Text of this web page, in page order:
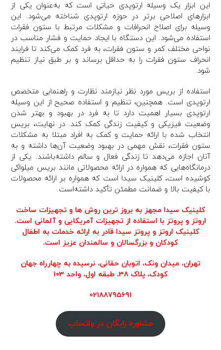
این ابزار یک وسیله ارتوپدی حیاتی است که به‌عنوان یکی از
ابزارهای اصلاحی برتر در حوزه ارتوپدی شناخته می‌شود. این
وسیله برای اصلاح انحرافات و مشکلات مرتبط با ستون فقرات
استفاده می‌شود. این دستگاه با ایجاد حمایت و فشار مناسب در
نواحی مختلف کمر و ستون فقرات، به فرد کمک می‌کند تا فرایند
انحراف ستون فقرات را به حداقل برساند و بر طبق نیاز تنظیم
شود.
استفاده از بریس مورد نظر نیازمند نظارت و راهنمایی متخصص
ارتوپدی است. همچنین، تنظیم و استفاده صحیح از این وسیله
ارتوپدی بسیار اهمیت دارد تا به فرد در بهبود و بهتر شدن
وضعیت فیزیکی و کیفیت زندگی کمک کند. در نهایت، بریس
انتخاب شده با ارائه حمایت و کمک به افراد مبتلا به مشکلات
ستون فقرات، نقش مهمی در بهبود وضعیت آن‌ها داشته و به
آنان اجازه می‌دهد تا زندگی فعال و سالم داشته‌باشند. یکی از
درمانگاه‌هایی که همواره در ارائه محصولاتی مانند بریس میلواکی
کوشیده است، کلینیک سیدا است که همواره بر ارائه محصولات
با کیفیت بالا و ضمانت مطمئن تأکید داشته‌است.
کلینیک سیدا مجهز به بروز ترین روش ها و تجهیزات ساخت
اروتز و پروتز با استفاده از تجهیزات آمریکایی و آلمانی است.
کلینیک اروتز و پروتز سیدا قادر به ارائه خدمات به اطفال
کودکان و بزرگسالان و سالمندان عزیز است.
تهران،‌ میدان ونک، اتوبان حقانی، نرسیده به چهارراه جهان
کودک، پلاک 38، طبقه اول، واحد 103
02188795691
مشاوره رایگان در واتساپ